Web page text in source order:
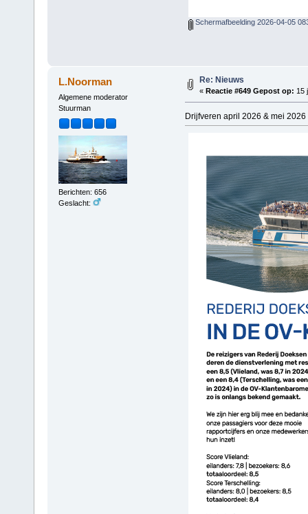
Schermafbeelding 2026-04-05
L.Noorman
Algemene moderator
Stuurman
Berichten: 656
Geslacht:
Re: Nieuws
« Reactie #649 Gepost op: 15
Drijfveren april 2026 & mei